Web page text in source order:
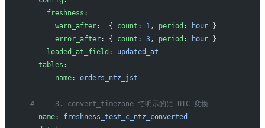
      freshness
:
        warn_after
:  { count : 1 , period : hour }
        error_after
: { count : 3, period : hour }
      loaded_at_field
: updated_at
    tables
:
      -
name: orders_ntz_jst
  # --- 3. convert_timezone で明示的に UTC 変換
  -
name: freshness_test_c_ntz_converted